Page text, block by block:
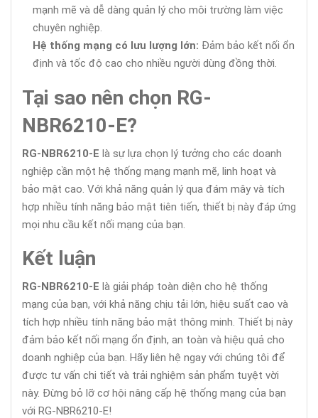
mạnh mẽ và dễ dàng quản lý cho môi trường làm việc
chuyên nghiệp.
Hệ thống mạng có lưu lượng lớn: Đảm bảo kết nối ổn
định và tốc độ cao cho nhiều người dùng đồng thời.
Tại sao nên chọn RG-
NBR6210-E?
RG-NBR6210-E là sự lựa chọn lý tưởng cho các doanh
nghiệp cần một hệ thống mạng mạnh mẽ, linh hoạt và
bảo mật cao. Với khả năng quản lý qua đám mây và tích
hợp nhiều tính năng bảo mật tiên tiến, thiết bị này đáp ứng
mọi nhu cầu kết nối mạng của bạn.
Kết luận
RG-NBR6210-E là giải pháp toàn diện cho hệ thống
mạng của bạn, với khả năng chịu tải lớn, hiệu suất cao và
tích hợp nhiều tính năng bảo mật thông minh. Thiết bị này
đảm bảo kết nối mạng ổn định, an toàn và hiệu quả cho
doanh nghiệp của bạn. Hãy liên hệ ngay với chúng tôi để
được tư vấn chi tiết và trải nghiệm sản phẩm tuyệt vời
này. Đừng bỏ lỡ cơ hội nâng cấp hệ thống mạng của bạn
với RG-NBR6210-E!